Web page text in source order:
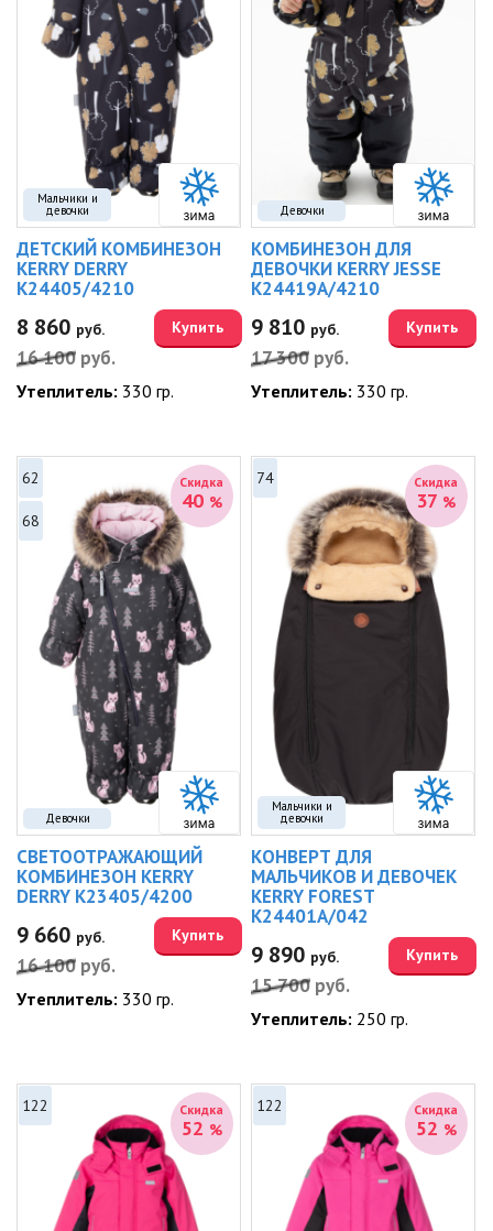
Мальчики и
девочки
ДЕТСКИЙ КОМБИНЕЗОН
KERRY DERRY
K24405/4210
8 860 руб.
16 100 руб.
Купить
Утеплитель: 330 гр.
Девочки
КОМБИНЕЗОН ДЛЯ
ДЕВОЧКИ KERRY JESSE
K24419A/4210
9 810 руб.
17 300 руб.
Купить
Утеплитель: 330 гр.
Девочки
Скидка
40 %
62
68
СВЕТООТРАЖАЮЩИЙ
КОМБИНЕЗОН KERRY
DERRY K23405/4200
9 660 руб.
16 100 руб.
Купить
Утеплитель: 330 гр.
Мальчики и
девочки
Скидка
37 %
74
КОНВЕРТ ДЛЯ
МАЛЬЧИКОВ И ДЕВОЧЕК
KERRY FOREST
K24401A/042
9 890 руб.
15 700 руб.
Купить
Утеплитель: 250 гр.
Скидка
52 %
122 Скидка
52 %
122